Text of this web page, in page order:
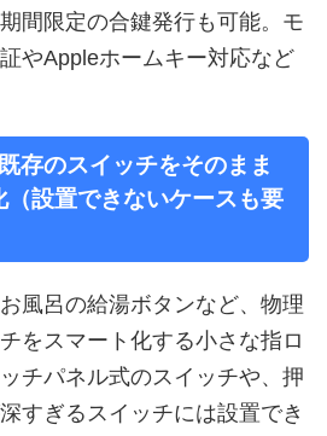
間限定の合鍵発行も可能。モ
やAppleホームキー対応など
存のスイッチをそのまま
（設置できないケースも要
風呂の給湯ボタンなど、物理
をスマート化する小さな指ロ
チパネル式のスイッチや、押
すぎるスイッチには設置でき